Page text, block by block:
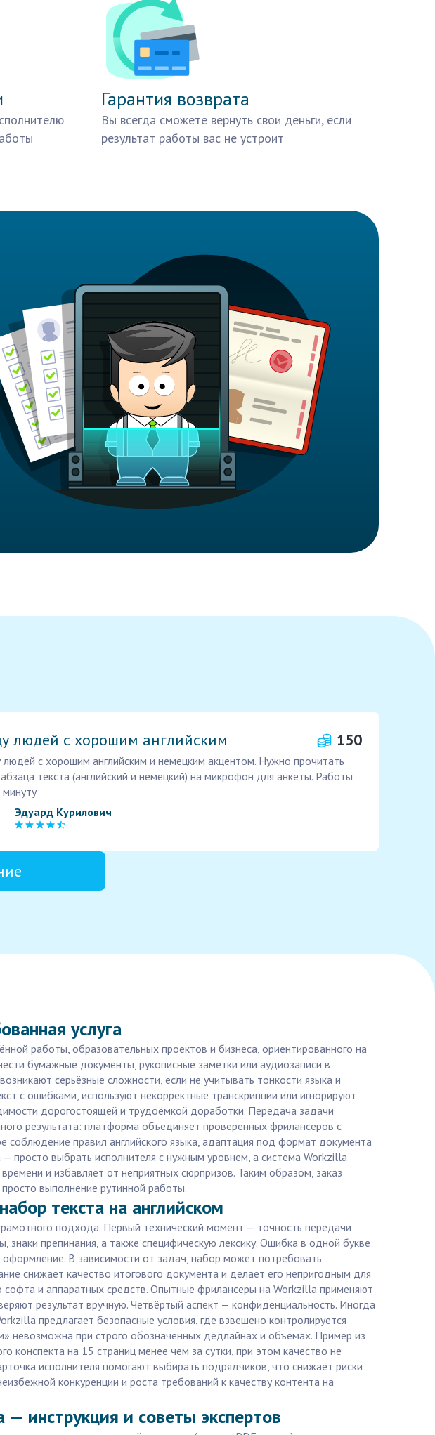
Гарантия возврата
Вы всегда сможете вернуть свои деньги, если
результат работы вас не устроит
людей с хорошим английским 150
с хорошим английским и немецким акцентом. Нужно прочитать
текста (английский и немецкий) на микрофон для анкеты. Работы
Эдуард Курилович
услуга
работы, образовательных проектов и бизнеса, ориентированного на
бумажные документы, рукописные заметки или аудиозаписи в
серьёзные сложности, если не учитывать тонкости языка и
с ошибками, используют некорректные транскрипции или игнорируют
дорогостоящей и трудоёмкой доработки. Передача задачи
результата: платформа объединяет проверенных фрилансеров с
правил английского языка, адаптация под формат документа
просто выбрать исполнителя с нужным уровнем, а система Workzilla
и избавляет от неприятных сюрпризов. Таким образом, заказ
выполнение рутинной работы.
текста на английском
подхода. Первый технический момент — точность передачи
препинания, а также специфическую лексику. Ошибка в одной букве
В зависимости от задач, набор может потребовать
снижает качество итогового документа и делает его непригодным для
и аппаратных средств. Опытные фрилансеры на Workzilla применяют
результат вручную. Четвёртый аспект — конфиденциальность. Иногда
предлагает безопасные условия, где взвешено контролируется
невозможна при строго обозначенных дедлайнах и объёмах. Пример из
конспекта на 15 страниц менее чем за сутки, при этом качество не
исполнителя помогают выбирать подрядчиков, что снижает риски
конкуренции и роста требований к качеству контента на
— инструкция и советы экспертов